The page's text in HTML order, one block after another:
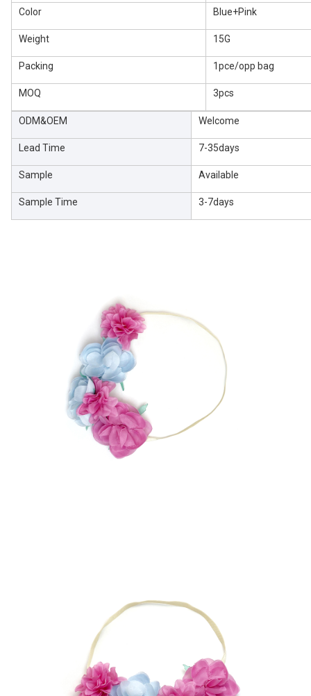
Color Blue+Pink
Weight 15G
Packing 1pce/opp bag
MOQ 3pcs
ODM&OEM Welcome
Lead Time 7-35days
Sample Available
Sample Time 3-7days